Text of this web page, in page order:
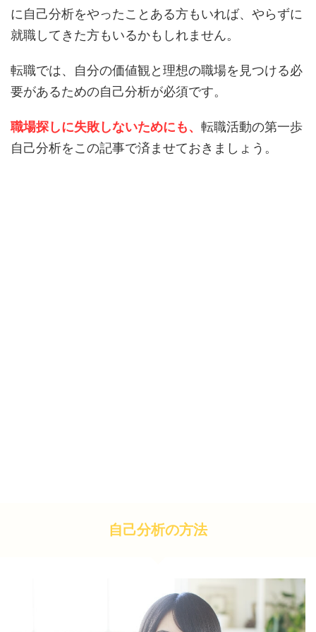
に自己分析をやったことある方もいれば、やらずに
就職してきた方もいるかもしれません。
転職では、自分の価値観と理想の職場を見つける必
要があるための自己分析が必須です。
職場探しに失敗しないためにも、 転職活動の第一歩
自己分析をこの記事で済ませておきましょう。
自己分析の方法